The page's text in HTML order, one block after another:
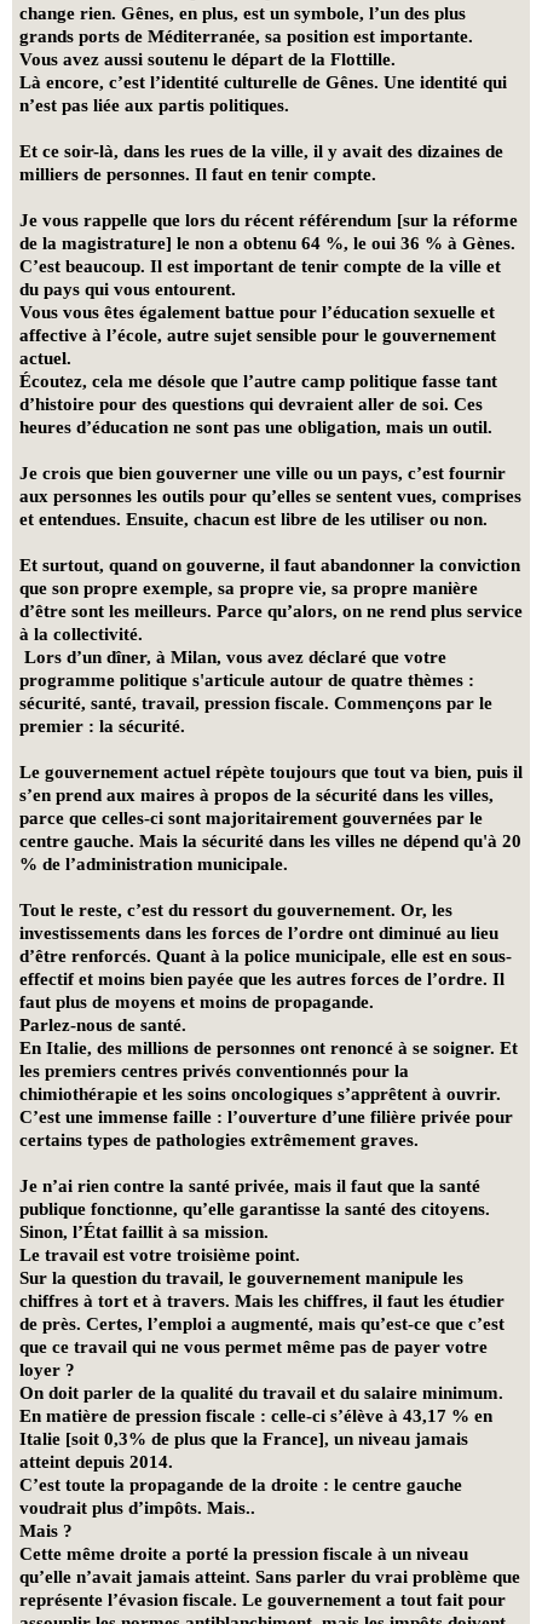
change rien. Gênes, en plus, est un symbole, l’un des plus
grands ports de Méditerranée, sa position est importante.
Vous avez aussi soutenu le départ de la Flottille.
Là encore, c’est l’identité culturelle de Gênes. Une identité qui
n’est pas liée aux partis politiques.
Et ce soir-là, dans les rues de la ville, il y avait des dizaines de
milliers de personnes. Il faut en tenir compte.
Je vous rappelle que lors du récent référendum [sur la réforme
de la magistrature] le non a obtenu 64 %, le oui 36 % à Gènes.
C’est beaucoup. Il est important de tenir compte de la ville et
du pays qui vous entourent.
Vous vous êtes également battue pour l’éducation sexuelle et
affective à l’école, autre sujet sensible pour le gouvernement
actuel.
Écoutez, cela me désole que l’autre camp politique fasse tant
d’histoire pour des questions qui devraient aller de soi. Ces
heures d’éducation ne sont pas une obligation, mais un outil.
Je crois que bien gouverner une ville ou un pays, c’est fournir
aux personnes les outils pour qu’elles se sentent vues, comprises
et entendues. Ensuite, chacun est libre de les utiliser ou non.
Et surtout, quand on gouverne, il faut abandonner la conviction
que son propre exemple, sa propre vie, sa propre manière
d’être sont les meilleurs. Parce qu’alors, on ne rend plus service
à la collectivité.
Lors d’un dîner, à Milan, vous avez déclaré que votre
programme politique s'articule autour de quatre thèmes :
sécurité, santé, travail, pression fiscale. Commençons par le
premier : la sécurité.
Le gouvernement actuel répète toujours que tout va bien, puis il
s’en prend aux maires à propos de la sécurité dans les villes,
parce que celles-ci sont majoritairement gouvernées par le
centre gauche. Mais la sécurité dans les villes ne dépend qu'à 20
% de l’administration municipale.
Tout le reste, c’est du ressort du gouvernement. Or, les
investissements dans les forces de l’ordre ont diminué au lieu
d’être renforcés. Quant à la police municipale, elle est en sous-
effectif et moins bien payée que les autres forces de l’ordre. Il
faut plus de moyens et moins de propagande.
Parlez-nous de santé.
En Italie, des millions de personnes ont renoncé à se soigner. Et
les premiers centres privés conventionnés pour la
chimiothérapie et les soins oncologiques s’apprêtent à ouvrir.
C’est une immense faille : l’ouverture d’une filière privée pour
certains types de pathologies extrêmement graves.
Je n’ai rien contre la santé privée, mais il faut que la santé
publique fonctionne, qu’elle garantisse la santé des citoyens.
Sinon, l’État faillit à sa mission.
Le travail est votre troisième point.
Sur la question du travail, le gouvernement manipule les
chiffres à tort et à travers. Mais les chiffres, il faut les étudier
de près. Certes, l’emploi a augmenté, mais qu’est-ce que c’est
que ce travail qui ne vous permet même pas de payer votre
loyer ?
On doit parler de la qualité du travail et du salaire minimum.
En matière de pression fiscale : celle-ci s’élève à 43,17 % en
Italie [soit 0,3% de plus que la France], un niveau jamais
atteint depuis 2014.
C’est toute la propagande de la droite : le centre gauche
voudrait plus d’impôts. Mais..
Mais ?
Cette même droite a porté la pression fiscale à un niveau
qu’elle n’avait jamais atteint. Sans parler du vrai problème que
représente l’évasion fiscale. Le gouvernement a tout fait pour